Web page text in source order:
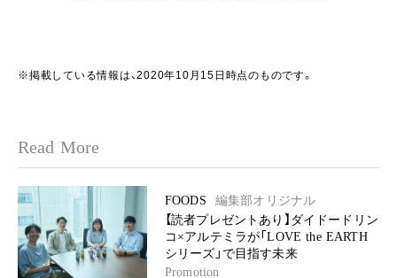
※掲載している情報は、2020年10月15日時点のものです。
Read More
FOODS
編集部オリジナル
【読者プレゼントあり】ダイドードリン
コ×アルテミラが「LOVE the EARTH
シリーズ」で目指す未来
Promotion